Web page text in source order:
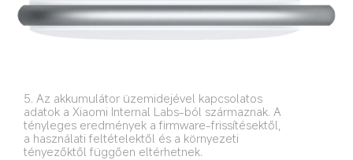
5. Az akkumulátor üzemidejével kapcsolatos
adatok a Xiaomi Internal Labs-ból származnak. A
tényleges eredmények a firmware-frissítésektől,
a használati feltételektől és a környezeti
tényezőktől függően eltérhetnek.